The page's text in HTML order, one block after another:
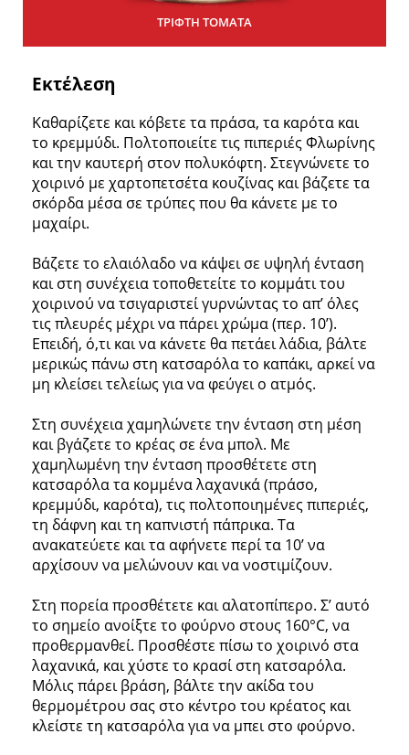
ΤΡΙΦΤΗ ΤΟΜΑΤΑ
Εκτέλεση
Καθαρίζετε και κόβετε τα πράσα, τα καρότα και
το κρεμμύδι. Πολτοποιείτε τις πιπεριές Φλωρίνης
και την καυτερή στον πολυκόφτη. Στεγνώνετε το
χοιρινό με χαρτοπετσέτα κουζίνας και βάζετε τα
σκόρδα μέσα σε τρύπες που θα κάνετε με το
μαχαίρι.
Βάζετε το ελαιόλαδο να κάψει σε υψηλή ένταση
και στη συνέχεια τοποθετείτε το κομμάτι του
χοιρινού να τσιγαριστεί γυρνώντας το απ’ όλες
τις πλευρές μέχρι να πάρει χρώμα (περ. 10’).
Επειδή, ό,τι και να κάνετε θα πετάει λάδια, βάλτε
μερικώς πάνω στη κατσαρόλα το καπάκι, αρκεί να
μη κλείσει τελείως για να φεύγει ο ατμός.
Στη συνέχεια χαμηλώνετε την ένταση στη μέση
και βγάζετε το κρέας σε ένα μπολ. Με
χαμηλωμένη την ένταση προσθέτετε στη
κατσαρόλα τα κομμένα λαχανικά (πράσο,
κρεμμύδι, καρότα), τις πολτοποιημένες πιπεριές,
τη δάφνη και τη καπνιστή πάπρικα. Τα
ανακατεύετε και τα αφήνετε περί τα 10’ να
αρχίσουν να μελώνουν και να νοστιμίζουν.
Στη πορεία προσθέτετε και αλατοπίπερο. Σ’ αυτό
το σημείο ανοίξτε το φούρνο στους 160°C, να
προθερμανθεί. Προσθέστε πίσω το χοιρινό στα
λαχανικά, και χύστε το κρασί στη κατσαρόλα.
Μόλις πάρει βράση, βάλτε την ακίδα του
θερμομέτρου σας στο κέντρο του κρέατος και
κλείστε τη κατσαρόλα για να μπει στο φούρνο.